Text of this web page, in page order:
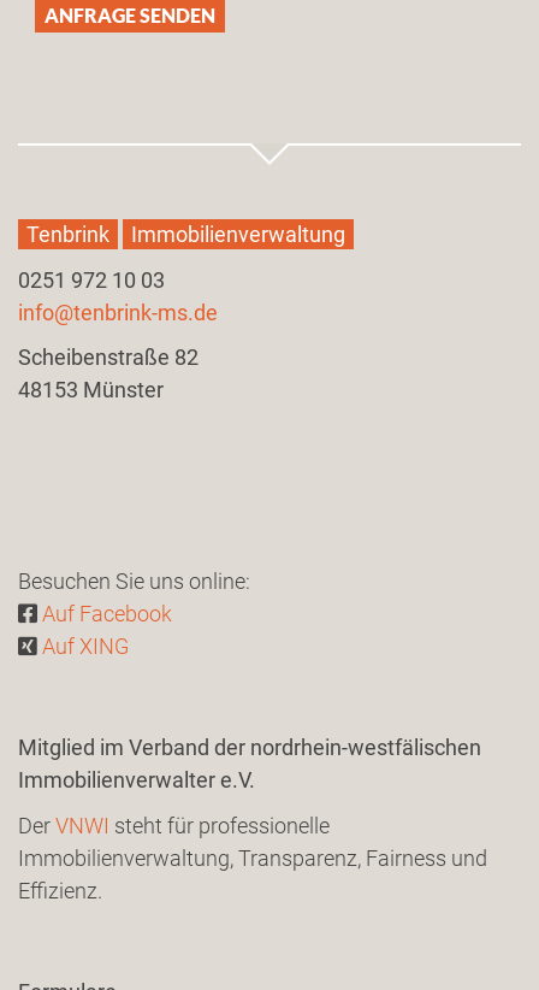
Tenbrink
Immobilienverwaltung
0251 972 10 03
info@tenbrink-ms.de
Scheibenstraße 82
​48153 Münster
Besuchen Sie uns online:
Auf Facebook
Auf XING
Mitglied im Verband der nordrhein-westfälischen
Immobilienverwalter e.V.
DerVNWI steht für professionelle
Immobilienverwaltung, Transparenz, Fairness und
Effizienz.